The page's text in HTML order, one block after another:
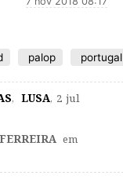
palop portugal
, LUSA, 2 jul
em